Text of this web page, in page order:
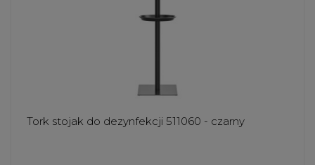
Tork stojak do dezynfekcji 511060 - czarny